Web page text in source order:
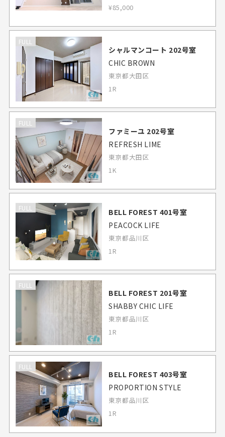
¥85,000
FULL
シャルマンコート 202号室
CHIC BROWN
東京都大田区
1R
FULL
ファミーユ 202号室
REFRESH LIME
東京都大田区
1K
FULL
BELL FOREST 401号室
PEACOCK LIFE
東京都品川区
1R
FULL
BELL FOREST 201号室
SHABBY CHIC LIFE
東京都品川区
1R
FULL
BELL FOREST 403号室
PROPORTION STYLE
東京都品川区
1R